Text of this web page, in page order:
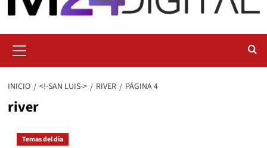
primario
INICIO <!-SAN LUIS-> RIVER PÁGINA 4
river
Temas del dia